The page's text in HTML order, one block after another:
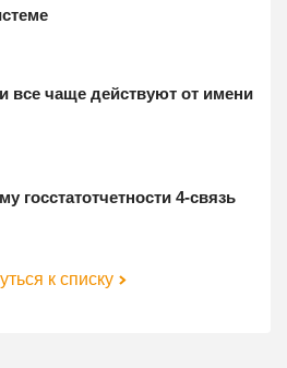
все чаще действуют от имени
госстатотчетности 4-связь
к списку